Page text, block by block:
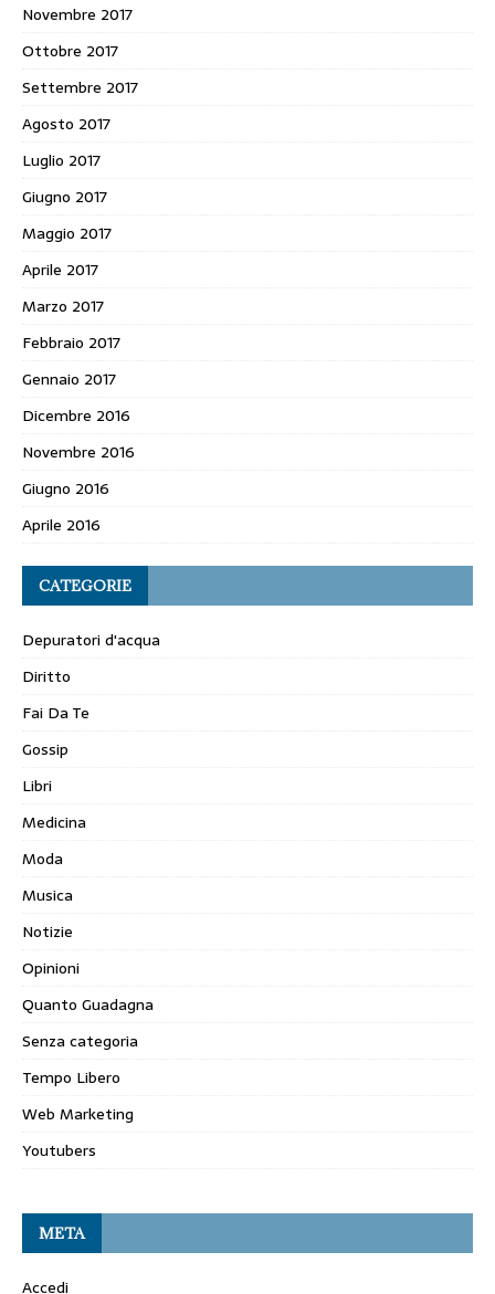
Novembre 2017
Ottobre 2017
Settembre 2017
Agosto 2017
Luglio 2017
Giugno 2017
Maggio 2017
Aprile 2017
Marzo 2017
Febbraio 2017
Gennaio 2017
Dicembre 2016
Novembre 2016
Giugno 2016
Aprile 2016
CATEGORIE
Depuratori d'acqua
Diritto
Fai Da Te
Gossip
Libri
Medicina
Moda
Musica
Notizie
Opinioni
Quanto Guadagna
Senza categoria
Tempo Libero
Web Marketing
Youtubers
META
Accedi